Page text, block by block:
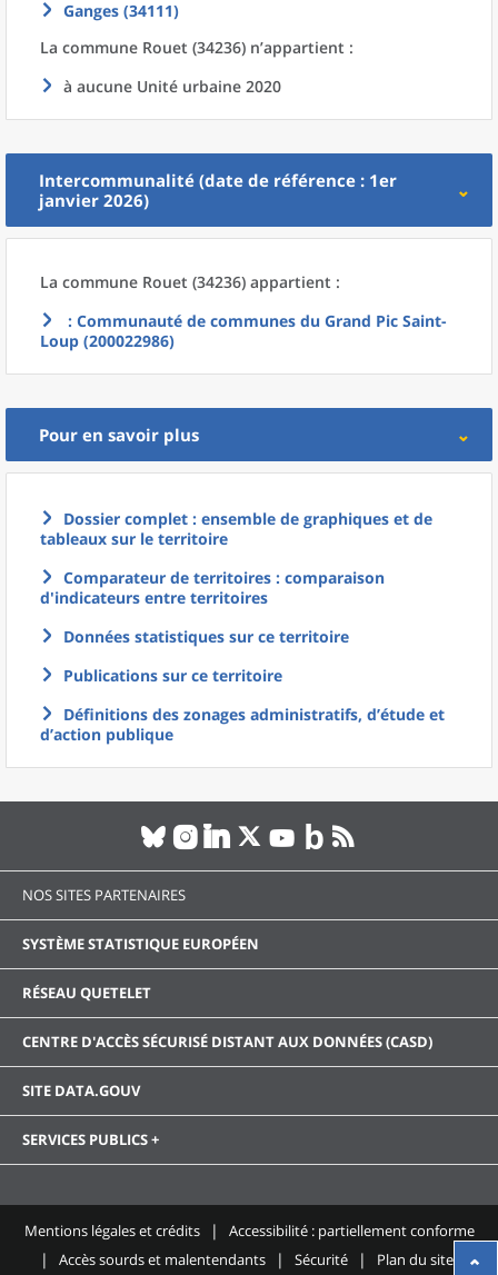
Ganges (34111)
La commune Rouet (34236) n’appartient :
à aucune Unité urbaine 2020
Intercommunalité (date de référence : 1er
janvier 2026)
La commune Rouet (34236) appartient :
: Communauté de communes du Grand Pic Saint-
Loup (200022986)
Pour en savoir plus
Dossier complet : ensemble de graphiques et de
tableaux sur le territoire
Comparateur de territoires : comparaison
d'indicateurs entre territoires
Données statistiques sur ce territoire
Publications sur ce territoire
Définitions des zonages administratifs, d’étude et
d’action publique
NOS SITES PARTENAIRES
SYSTÈME STATISTIQUE EUROPÉEN
RÉSEAU QUETELET
CENTRE D'ACCÈS SÉCURISÉ DISTANT AUX DONNÉES (CASD)
SITE DATA.GOUV
SERVICES PUBLICS +
Mentions légales et crédits
Accessibilité : partiellement conforme
Accès sourds et malentendants
Sécurité Plan du site